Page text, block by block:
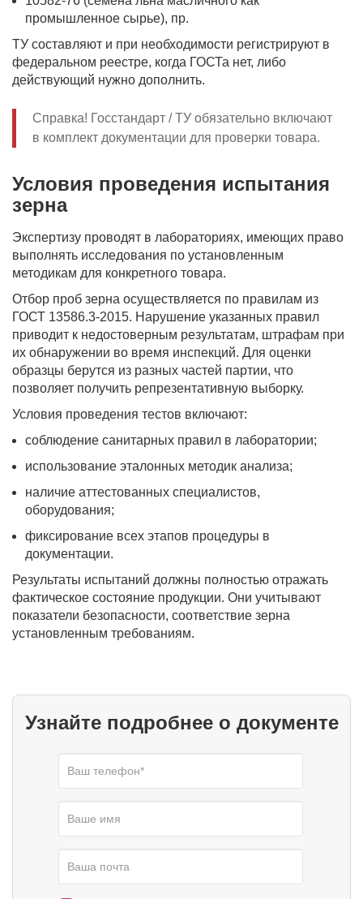
промышленное сырье), пр.
ТУ составляют и при необходимости регистрируют в
федеральном реестре, когда ГОСТа нет, либо
действующий нужно дополнить.
Справка! Госстандарт / ТУ обязательно включают
в комплект документации для проверки товара.
Условия проведения испытания
зерна
Экспертизу проводят в лабораториях, имеющих право
выполнять исследования по установленным
методикам для конкретного товара.
Отбор проб зерна осуществляется по правилам из
ГОСТ 13586.3-2015. Нарушение указанных правил
приводит к недостоверным результатам, штрафам при
их обнаружении во время инспекций. Для оценки
образцы берутся из разных частей партии, что
позволяет получить репрезентативную выборку.
Условия проведения тестов включают:
соблюдение санитарных правил в лаборатории;
использование эталонных методик анализа;
наличие аттестованных специалистов,
оборудования;
фиксирование всех этапов процедуры в
документации.
Результаты испытаний должны полностью отражать
фактическое состояние продукции. Они учитывают
показатели безопасности, соответствие зерна
установленным требованиям.
Узнайте подробнее о документе